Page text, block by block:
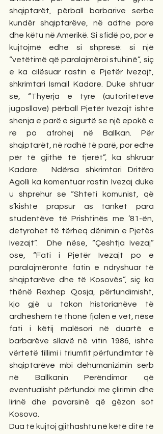
shqiptarët, përball barbarive serbe
kundër shqiptarëve, në adthe pore
dhe këtu në Amerikë. Si sfidë po, por e
kujtojmë edhe si shpresë: si një
“vetëtimë që paralajmëroi stuhinë”, siç
e ka cilësuar rastin e Pjetër Ivezajt,
shkrimtari Ismail Kadare. Duke shtuar
se, “Thyerja e tyre (autoriteteve
jugosllave) përball Pjetër Ivezajt ishte
shenja e parë e sigurtë se një epokë e
re po afrohej në Ballkan. Për
shqiptarët, në radhë të parë, por edhe
për të gjithë të tjerët”, ka shkruar
Kadare.  Ndërsa shkrimtari Dritëro
Agolli ka komentuar rastin Ivezaj duke
u shprehur se “Shteti komunist, që
s’kishte prapsur as tanket para
studentëve të Prishtinës me ’81-ën,
detyrohet të tërheq dënimin e Pjetës
Ivezajt”.  Dhe nëse, “Çeshtja Ivezaj”
ose, “Fati i Pjetër Ivezajt po e
paralajmëronte fatin e ndryshuar të
shqiptarëve dhe të Kosovës”, siç ka
thënë Rexhep Qosja, përfundimisht,
kjo gjë u takon historianëve të
ardhëshëm të thonë fjalën e vet, nëse
fati i këtij malësori në duartë e
barbarëve sllavë në vitin 1986, ishte
vërtetë fillimi i triumfit përfundimtar të
shqiptarëve mbi dehumanizimin serb
në Ballkanin Perëndimor që
eventualisht përfundoi me çlirimin dhe
lirinë dhe pavarsinë që gëzon sot
Kosova.
Dua të kujtoj gjithashtu në këtë ditë të